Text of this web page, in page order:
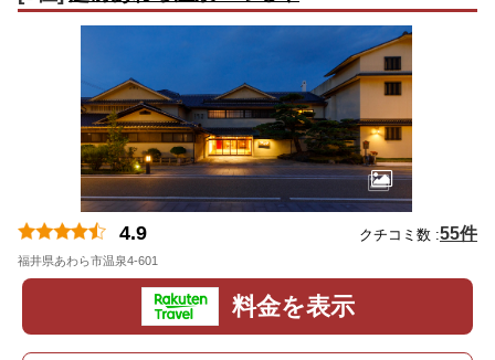
4.9 クチコミ数 :55件
福井県あわら市温泉4-601
料金を表示